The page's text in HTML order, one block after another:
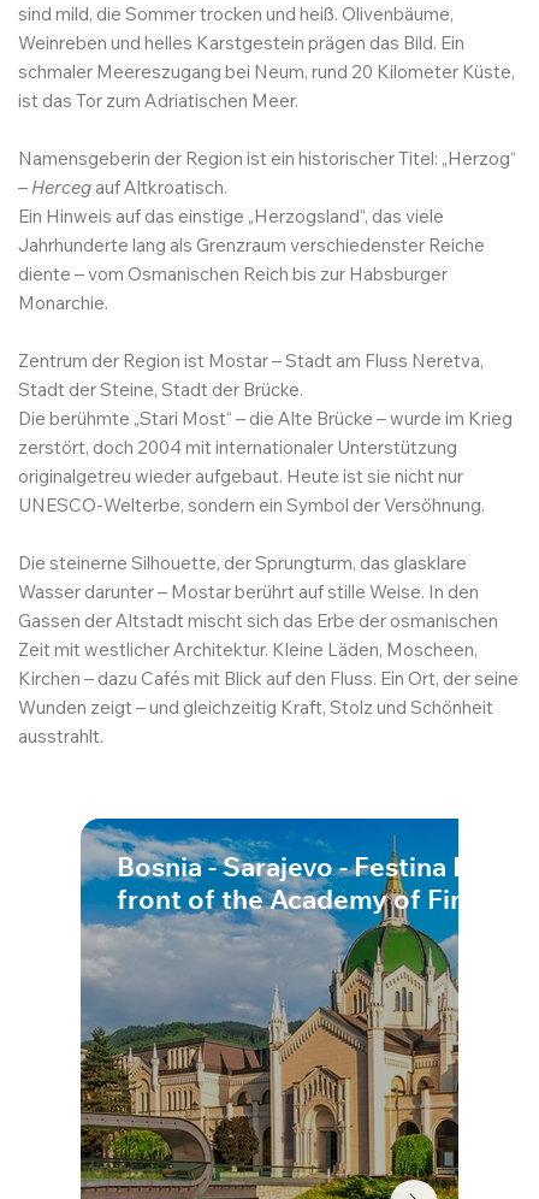
sind mild, die Sommer trocken und heiß. Olivenbäume,
Weinreben und helles Karstgestein prägen das Bild. Ein
schmaler Meereszugang bei Neum, rund 20 Kilometer Küste,
ist das Tor zum Adriatischen Meer.
Namensgeberin der Region ist ein historischer Titel: „Herzog“
– Hercegauf Altkroatisch.
Ein Hinweis auf das einstige „Herzogsland“, das viele
Jahrhunderte lang als Grenzraum verschiedenster Reiche
diente – vom Osmanischen Reich bis zur Habsburger
Monarchie.
Zentrum der Region ist Mostar – Stadt am Fluss Neretva,
Stadt der Steine, Stadt der Brücke.
Die berühmte „Stari Most“ – die Alte Brücke – wurde im Krieg
zerstört, doch 2004 mit internationaler Unterstützung
originalgetreu wieder aufgebaut. Heute ist sie nicht nur
UNESCO-Welterbe, sondern ein Symbol der Versöhnung.
Die steinerne Silhouette, der Sprungturm, das glasklare
Wasser darunter – Mostar berührt auf stille Weise. In den
Gassen der Altstadt mischt sich das Erbe der osmanischen
Zeit mit westlicher Architektur. Kleine Läden, Moscheen,
Kirchen – dazu Cafés mit Blick auf den Fluss. Ein Ort, der seine
Wunden zeigt – und gleichzeitig Kraft, Stolz und Schönheit
ausstrahlt.
Bosnia - Sarajevo - Festina Lente
front of the Academy of Fine